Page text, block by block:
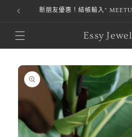
跳至內容
本站金流由 綠界科技 ECPay 提供，安
Essy
略過產品
資訊